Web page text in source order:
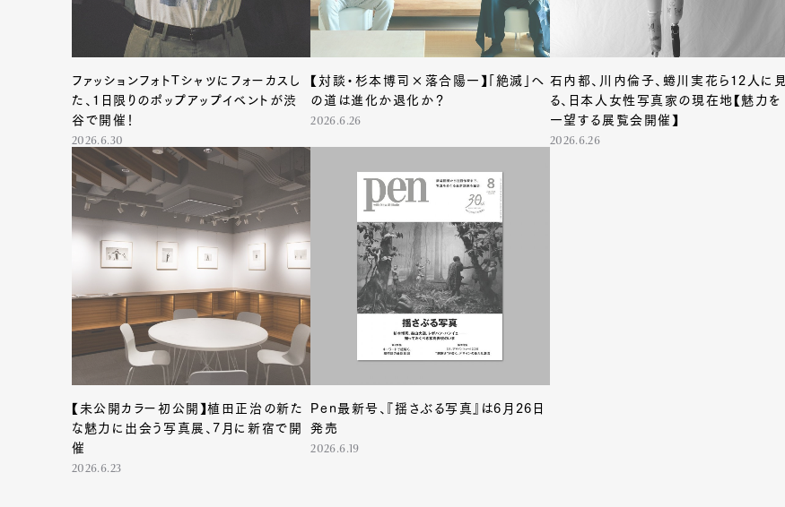
Art&Design
Fashion
Gourmet
Cars Product
Culture
Lifestyle
Pen Membership Magazine
Pen Meet Pen international
ファッションフォトTシャツにフォーカスし
た、1日限りのポップアップイベントが渋
谷で開催！
2026.6.30
【対談・杉本博司×落合陽一】「絶滅」へ
の道は進化か退化か？
2026.6.26
石内都、川内倫子、蜷川実花ら12人に見
る、日本人女性写真家の現在地【魅力を
一望する展覧会開催】
2026.6.26
【未公開カラー初公開】植田正治の新た
な魅力に出会う写真展、7月に新宿で開
催
2026.6.23
Pen最新号、『揺さぶる写真』は6月26日
発売
2026.6.19